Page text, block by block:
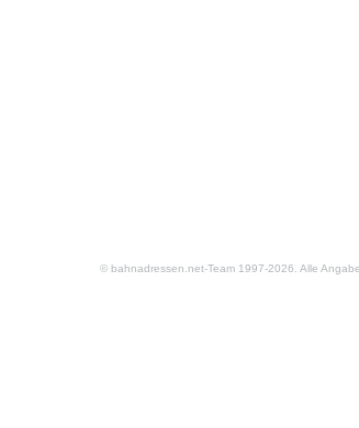
© bahnadressen.net-Team 1997-2026. Alle